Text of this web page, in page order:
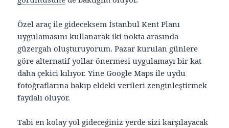
Özel araç ile gideceksem İstanbul Kent Planı
uygulamasını kullanarak iki nokta arasında
güzergah oluşturuyorum. Pazar kurulan günlere
göre alternatif yollar önermesi uygulamayı bir kat
daha çekici kılıyor. Yine Google Maps ile uydu
fotoğraflarına bakıp eldeki verileri zenginleştirmek
faydalı oluyor.
Tabi en kolay yol gideceğiniz yerde sizi karşılayacak